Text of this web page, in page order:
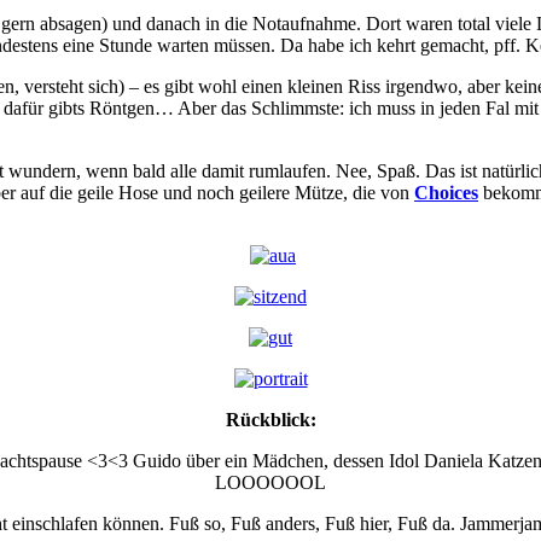
absagen) und danach in die Notaufnahme. Dort waren total
eine Stunde warten müssen. Da habe ich kehrt gemacht, pff.
versteht sich) – es gibt wohl einen kleinen Riss irgendwo, aber
gibts Röntgen… Aber das Schlimmste: ich muss in jeden Fal
wenn bald alle damit rumlaufen. Nee, Spaß. Das ist
auf die geile Hose und noch geilere Mütze, die von Choices
Rückblick:
<3<3 Guido über ein Mädchen, dessen Idol Daniela
LOOOOOOL
können. Fuß so, Fuß anders, Fuß hier, Fuß da.